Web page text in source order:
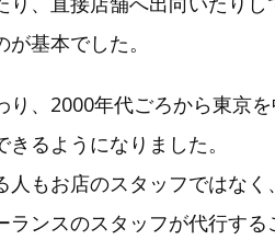
基本でした。
り、2000年代ごろから東京
るようになりました。
人もお店のスタッフではな
ンスのスタッフが代行する